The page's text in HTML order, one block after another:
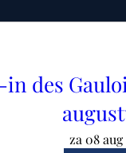
des
za 08 aug